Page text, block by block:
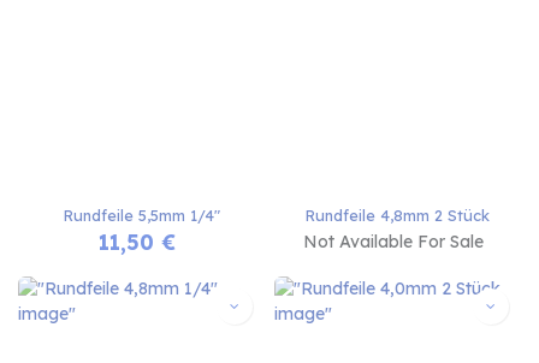
Rundfeile 5,5mm 1/4"
11,50 €
Rundfeile 4,8mm 2 Stück
Not Available For Sale